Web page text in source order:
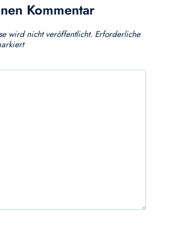
Kommentar
wird nicht veröffentlicht. Erforderliche